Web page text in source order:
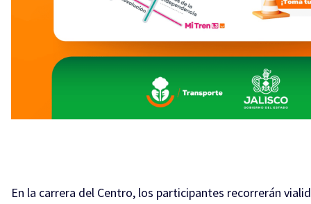
En la carrera del Centro, los participantes recorrerán